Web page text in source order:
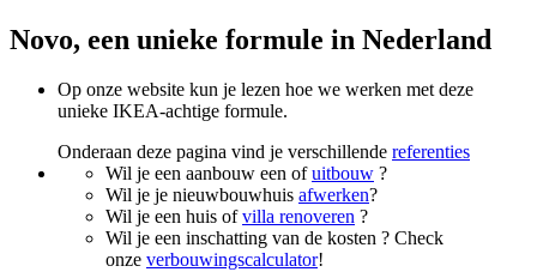
Novo, een unieke formule in Nederland
Op onze website kun je lezen hoe we werken met deze
unieke IKEA-achtige formule.
Onderaan deze pagina vind je verschillende referenties
Wil je een aanbouw een ofuitbouw ?
Wil je je nieuwbouwhuis afwerken?
Wil je een huis ofvilla renoveren ?
Wil je een inschatting van de kosten ? Check
onze verbouwingscalculator!